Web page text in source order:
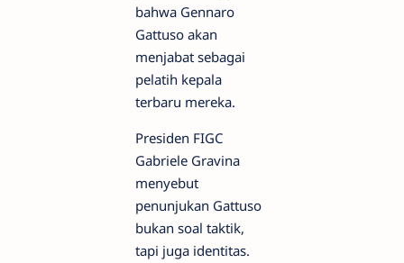
bahwa Gennaro
Gattuso akan
menjabat sebagai
pelatih kepala
terbaru mereka.
Presiden FIGC
Gabriele Gravina
menyebut
penunjukan Gattuso
bukan soal taktik,
tapi juga identitas.